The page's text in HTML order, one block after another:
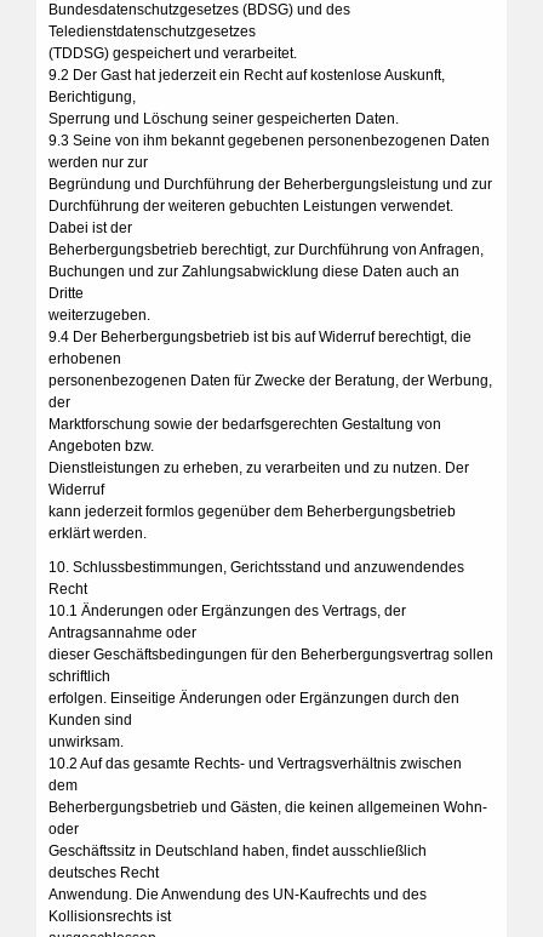
Bundesdatenschutzgesetzes (BDSG) und des
Teledienstdatenschutzgesetzes
(TDDSG) gespeichert und verarbeitet.
9.2 Der Gast hat jederzeit ein Recht auf kostenlose Auskunft,
Berichtigung,
Sperrung und Löschung seiner gespeicherten Daten.
9.3 Seine von ihm bekannt gegebenen personenbezogenen Daten
werden nur zur
Begründung und Durchführung der Beherbergungsleistung und zur
Durchführung der weiteren gebuchten Leistungen verwendet.
Dabei ist der
Beherbergungsbetrieb berechtigt, zur Durchführung von Anfragen,
Buchungen und zur Zahlungsabwicklung diese Daten auch an
Dritte
weiterzugeben.
9.4 Der Beherbergungsbetrieb ist bis auf Widerruf berechtigt, die
erhobenen
personenbezogenen Daten für Zwecke der Beratung, der Werbung,
der
Marktforschung sowie der bedarfsgerechten Gestaltung von
Angeboten bzw.
Dienstleistungen zu erheben, zu verarbeiten und zu nutzen. Der
Widerruf
kann jederzeit formlos gegenüber dem Beherbergungsbetrieb
erklärt werden.
10. Schlussbestimmungen, Gerichtsstand und anzuwendendes
Recht
10.1 Änderungen oder Ergänzungen des Vertrags, der
Antragsannahme oder
dieser Geschäftsbedingungen für den Beherbergungsvertrag sollen
schriftlich
erfolgen. Einseitige Änderungen oder Ergänzungen durch den
Kunden sind
unwirksam.
10.2 Auf das gesamte Rechts- und Vertragsverhältnis zwischen
dem
Beherbergungsbetrieb und Gästen, die keinen allgemeinen Wohn-
oder
Geschäftssitz in Deutschland haben, findet ausschließlich
deutsches Recht
Anwendung. Die Anwendung des UN-Kaufrechts und des
Kollisionsrechts ist